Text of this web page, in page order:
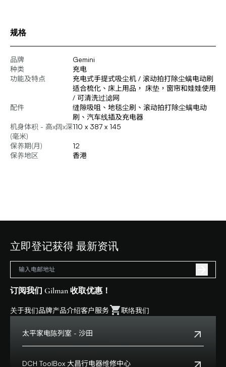
规格
品牌
Gemini
种类
充电
功能及特点
充电式手提式吸尘机 / 滚动拍打除尘螨电动刷
适合梳化、床上用品， 床垫，窗帘和娃娃使用
/ 可清洗过滤网
配件
缝隙吸咀、地毯尘刷、滚动拍打除尘螨电动
刷、汽车线插及充电器
机身体积 - 高x阔x深
(毫米)
110 x 387 x 145
保养期(月)
12
保养地区
香港
立即登记获得 最新资讯
订阅我们 Gilman 收取优惠！
关于我们品牌产品介绍客户服务 联络我们
太平家电陈列室 - 沙田
地址:
沙田乡事会路138号HomeSquare 357-358舖
DCH ToolBox 大昌行电器维修中心